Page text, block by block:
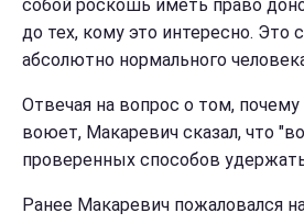
собой роскошь иметь право
до тех, кому это интересно. Это
абсолютно нормального
Отвечая на вопрос о том,
воюет, Макаревич сказал, что
проверенных способов
Ранее Макаревич пожаловался